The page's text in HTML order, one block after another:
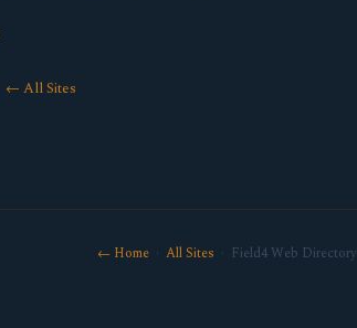
← All Sites
← Home· All Sites · Field4 Web Directory